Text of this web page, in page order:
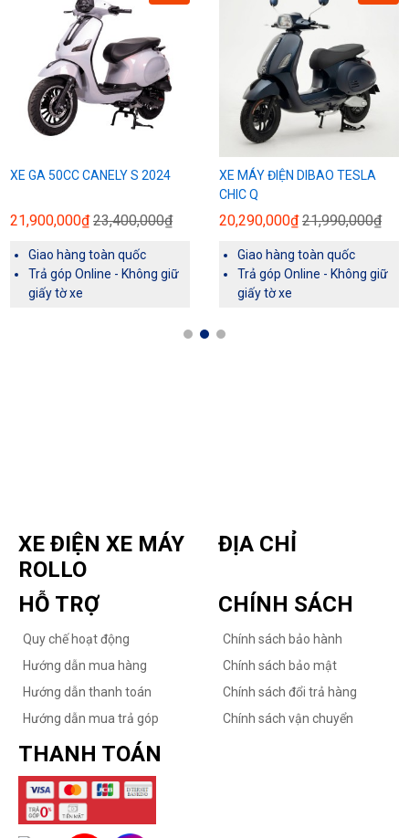
XE MÁY ĐIỆN DIBAO TESLA
20,290,000₫21,990,000₫
Giao hàng toàn quốc
Trả góp Online - Không giữ
giấy tờ xe
XE GA 50CC DV MOTOR
VENUS
23,990,000₫25,490,000₫
Giao hàng toàn quốc
Trả góp Online - Không giữ
giấy tờ xe
XE ĐIỆN XE MÁY
ROLLO
ĐỊA CHỈ
HỖ TRỢ
Quy chế hoạt động
Hướng dẫn mua hàng
Hướng dẫn thanh toán
Hướng dẫn mua trả góp
CHÍNH SÁCH
Chính sách bảo hành
Chính sách bảo mật
Chính sách đổi trả hàng
Chính sách vận chuyển
THANH TOÁN